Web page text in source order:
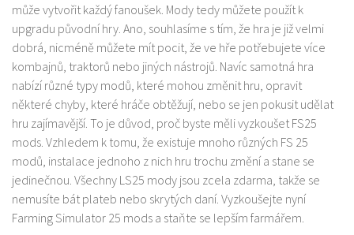
může vytvořit každý fanoušek. Mody tedy můžete použít k
upgradu původní hry. Ano, souhlasíme s tím, že hra je již velmi
dobrá, nicméně můžete mít pocit, že ve hře potřebujete více
kombajnů, traktorů nebo jiných nástrojů. Navíc samotná hra
nabízí různé typy modů, které mohou změnit hru, opravit
některé chyby, které hráče obtěžují, nebo se jen pokusit udělat
hru zajímavější. To je důvod, proč byste měli vyzkoušet FS25
mods. Vzhledem k tomu, že existuje mnoho různých FS 25
modů, instalace jednoho z nich hru trochu změní a stane se
jedinečnou. Všechny LS25 mody jsou zcela zdarma, takže se
nemusíte bát plateb nebo skrytých daní. Vyzkoušejte nyní
Farming Simulator 25 mods a staňte se lepším farmářem.